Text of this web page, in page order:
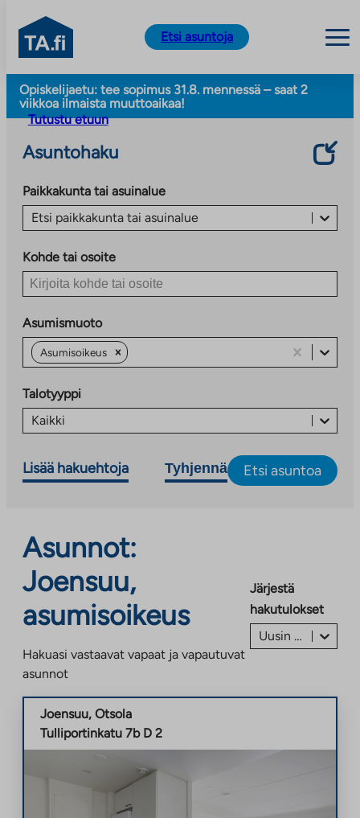
Siirry
sisältöön
TA.fi
Etsi asuntoja
Opiskelijaetu: tee sopimus 31.8. mennessä – saat 2
viikkoa ilmaista muuttoaikaa!
Tutustu etuun
Asuntohaku
Paikkakunta tai asuinalue
Etsi paikkakunta tai asuinalue
Kohde tai osoite
Asumismuoto
Asumisoikeus
Talotyyppi
Kaikki
Lisää hakuehtoja Tyhjennä Etsi asuntoa
Asunnot:
Joensuu,
asumisoikeus
Hakuasi vastaavat vapaat ja vapautuvat
asunnot
Järjestä
hakutulokset
Uusin ilmoitus ensin
Joensuu, Otsola
Tulliportinkatu 7b D 2